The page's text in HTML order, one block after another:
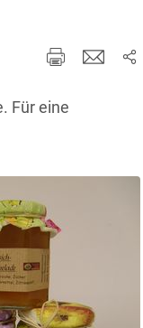
Für eine